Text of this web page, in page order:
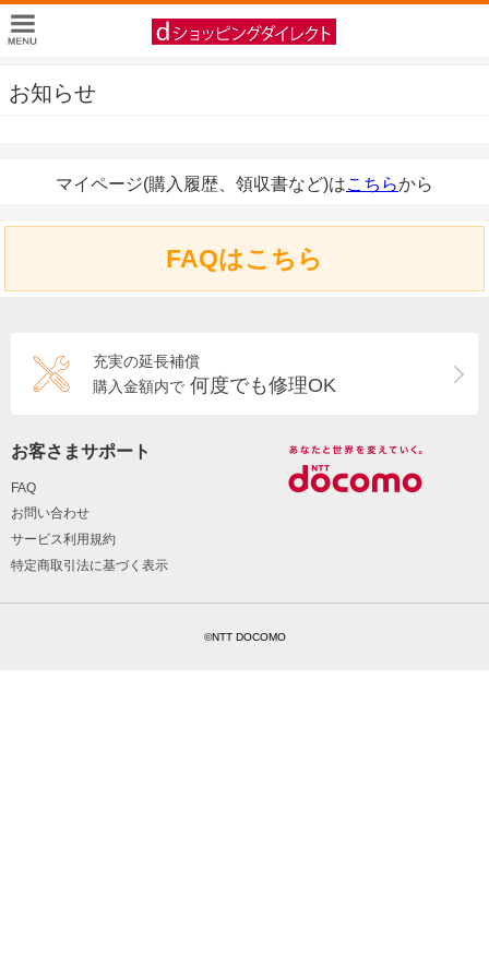
お知らせ
マイページ(購入履歴、領収書など)はこちらから
FAQはこちら
充実の延長補償
購入金額内で 何度でも修理OK
お客さまサポート
FAQ
お問い合わせ
サービス利用規約
特定商取引法に基づく表示
©NTT DOCOMO